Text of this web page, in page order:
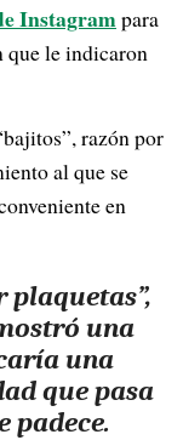
Instagrampara
que le indicaron
razón por
al que se
en
plaquetas”,
una
una
que pasa
padece.